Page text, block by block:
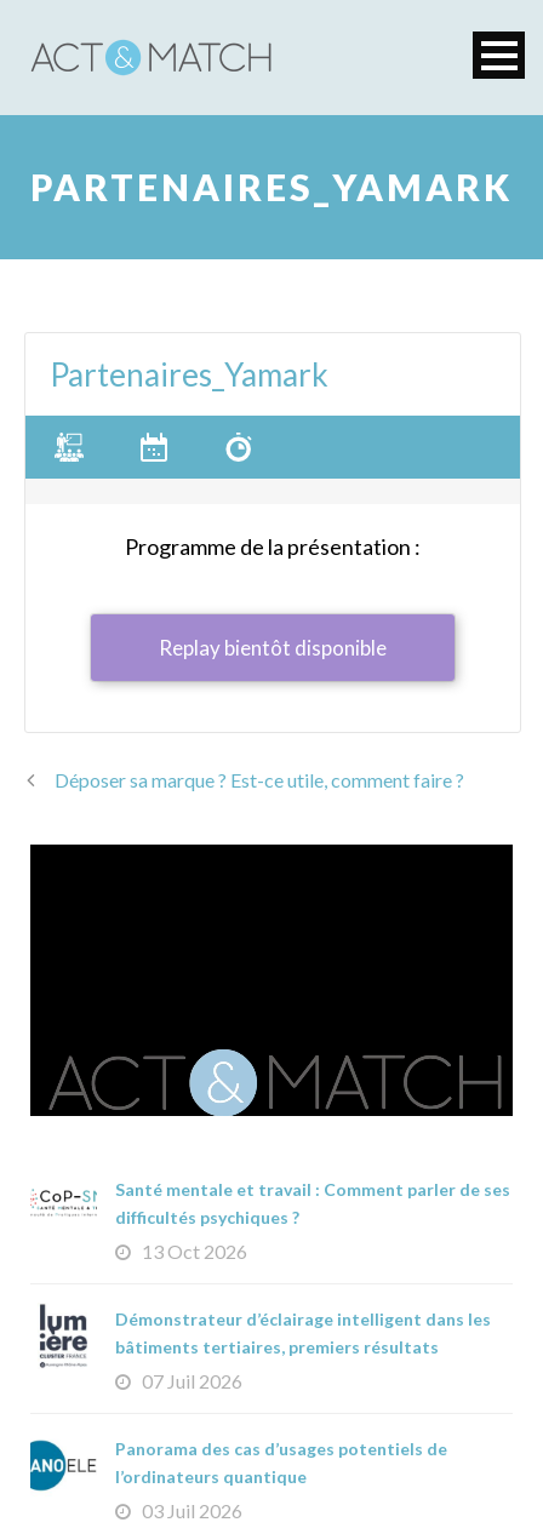
PARTENAIRES_YAMARK
Partenaires_Yamark
Programme de la présentation :
Replay bientôt disponible
Déposer sa marque ? Est-ce utile, comment faire ?
Santé mentale et travail : Comment parler de ses
difficultés psychiques ?
13 Oct 2026
Démonstrateur d’éclairage intelligent dans les
bâtiments tertiaires, premiers résultats
07 Juil 2026
Panorama des cas d’usages potentiels de
l’ordinateurs quantique
03 Juil 2026